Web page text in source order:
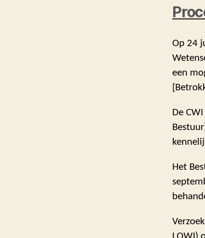
Op 24
een
De
Het